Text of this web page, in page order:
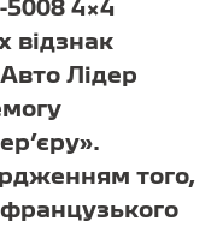
5008 4×4
відзнак
Лідер
того,